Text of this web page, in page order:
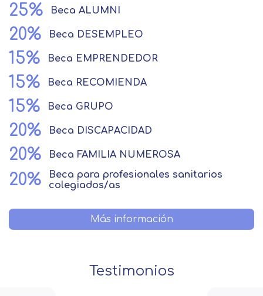
25% Beca ALUMNI
20% Beca DESEMPLEO
15% Beca EMPRENDEDOR
15% Beca RECOMIENDA
15% Beca GRUPO
20% Beca DISCAPACIDAD
20% Beca FAMILIA NUMEROSA
20% Beca para profesionales sanitarios
colegiados/as
Más información
Testimonios